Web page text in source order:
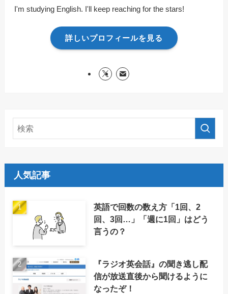
I'm studying English. I'll keep reaching for the stars!
詳しいプロフィールを見る
人気記事
英語で回数の数え方「1回、2
回、3回…」「週に1回」はどう
言うの？
『ラジオ英会話』の聞き逃し配
信が放送直後から聞けるように
なったぞ！